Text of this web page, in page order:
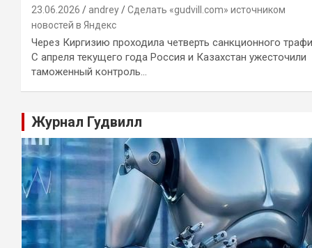
23.06.2026 andrey
Сделать «gudvill.com» источником
новостей в Яндекс
Через Киргизию проходила четверть санкционного
С апреля текущего года Россия и Казахстан ужесточили
таможенный контроль…
Журнал Гудвилл